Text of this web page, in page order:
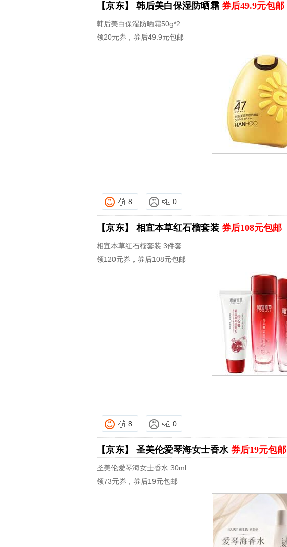
【京东】 韩后美白保湿防晒霜 券后49.9元包邮
韩后美白保湿防晒霜50g*2
领20元券，券后49.9元包邮
8 0
【京东】 相宜本草红石榴套装 券后108元包邮
相宜本草红石榴套装 3件套
领120元券，券后108元包邮
8 0
【京东】 圣美伦爱琴海女士香水 券后19元包邮
圣美伦爱琴海女士香水 30ml
领73元券，券后19元包邮
淘宝优惠券+淘宝返利